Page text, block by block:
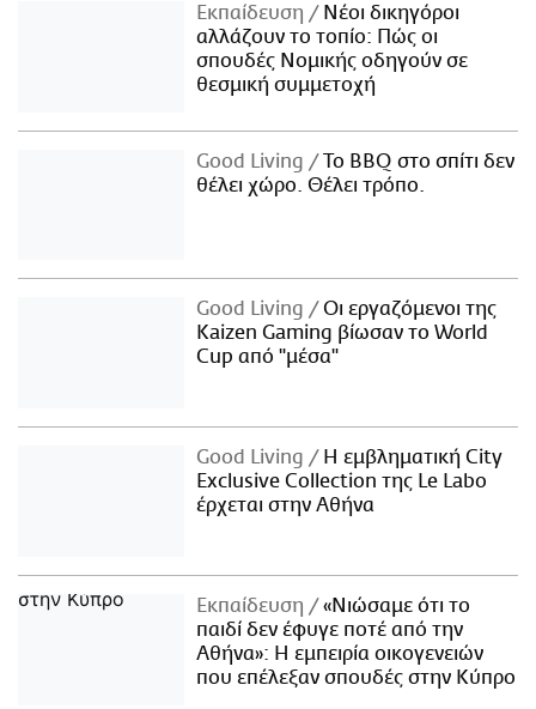
Εκπαίδευση
Νέοι δικηγόροι
αλλάζουν το τοπίο: Πώς οι
σπουδές Νομικής οδηγούν σε
θεσμική συμμετοχή
Good Living
Το BBQ στο σπίτι δεν
θέλει χώρο. Θέλει τρόπο.
Good Living
Οι εργαζόμενοι της
Kaizen Gaming βίωσαν το World
Cup από "μέσα"
Good Living
Η εμβληματική City
Exclusive Collection της Le Labo
έρχεται στην Αθήνα
Εκπαίδευση
«Νιώσαμε ότι το
παιδί δεν έφυγε ποτέ από την
Αθήνα»: Η εμπειρία οικογενειών
που επέλεξαν σπουδές στην Κύπρο